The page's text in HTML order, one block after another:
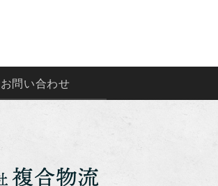
自動走行
お問い合わせ